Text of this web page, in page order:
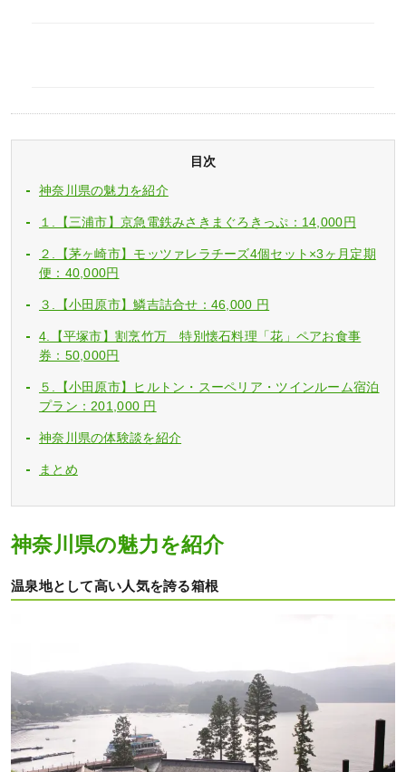
目次
神奈川県の魅力を紹介
１.【三浦市】京急電鉄みさきまぐろきっぷ：14,000円
２.【茅ヶ崎市】モッツァレラチーズ4個セット×3ヶ月定期
便：40,000円
３.【小田原市】鱗吉詰合せ：46,000 円
4.【平塚市】割烹竹万 特別懐石料理「花」ペアお食事
券：50,000円
５.【小田原市】ヒルトン・スーペリア・ツインルーム宿泊
プラン：201,000 円
神奈川県の体験談を紹介
まとめ
神奈川県の魅力を紹介
温泉地として高い人気を誇る箱根